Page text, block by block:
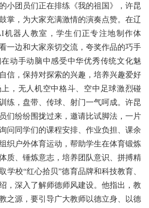
小团员们正在排练《我的祖国》，许昆
掌，为大家充满激情的演奏点赞。在辽
机器人教室，学生们正专注地制作体
一边和大家亲切交流，夸奖作品的巧手
动手动脑中感受中华优秀传统文化魅
信，保持对探索的兴趣，培养兴趣爱好
，无人机空中格斗、空中足球激烈碰
练，盘带、传球、射门一气呵成。许昆
们纷纷围拢过来，邀请比试脚法，一片
问同学们的课程安排、作业负担、课余
织户外体育运动，帮助学生在体育锻炼
质、锤炼意志，培养团队意识、拼搏精
学校“红心拾贝”德育品牌和科技教育、
，深入了解师德师风建设。他指出，教
之源，要引导广大教师以德立身、以德